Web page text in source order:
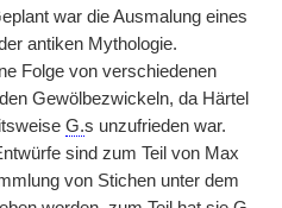
war die Ausmalung eines
antiken Mythologie.
Folge von verschiedenen
Gewölbezwickeln, da Härtel
G.s unzufrieden war.
sind zum Teil von Max
von Stichen unter dem